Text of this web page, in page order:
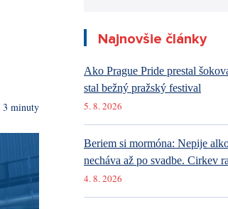
3 minuty
Najnovšie články
Ako Prague Pride prestal
stal bežný pražský festival
5. 8. 2026
Beriem si mormóna: Nepije
necháva až po svadbe. Cirkev
4. 8. 2026